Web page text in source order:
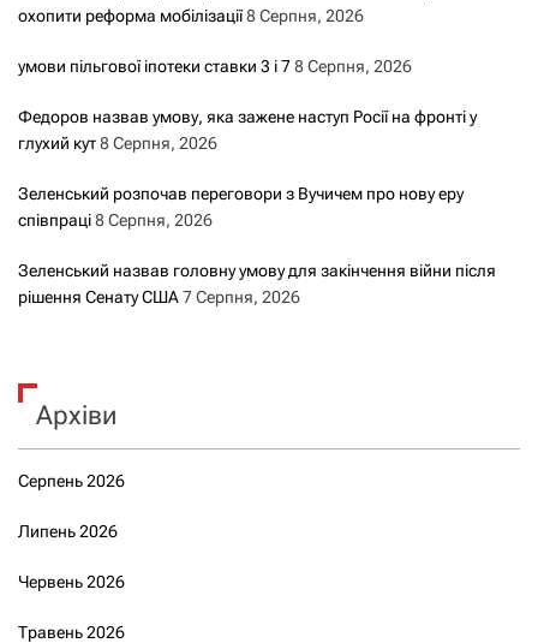
охопити реформа мобілізації8 Серпня, 2026
умови пільгової іпотеки ставки 3 і 78 Серпня, 2026
Федоров назвав умову, яка зажене наступ Росії на фронті у
глухий кут8 Серпня, 2026
Зеленський розпочав переговори з Вучичем про нову еру
співпраці8 Серпня, 2026
Зеленський назвав головну умову для закінчення війни після
рішення Сенату США7 Серпня, 2026
Архіви
Серпень 2026
Липень 2026
Червень 2026
Травень 2026